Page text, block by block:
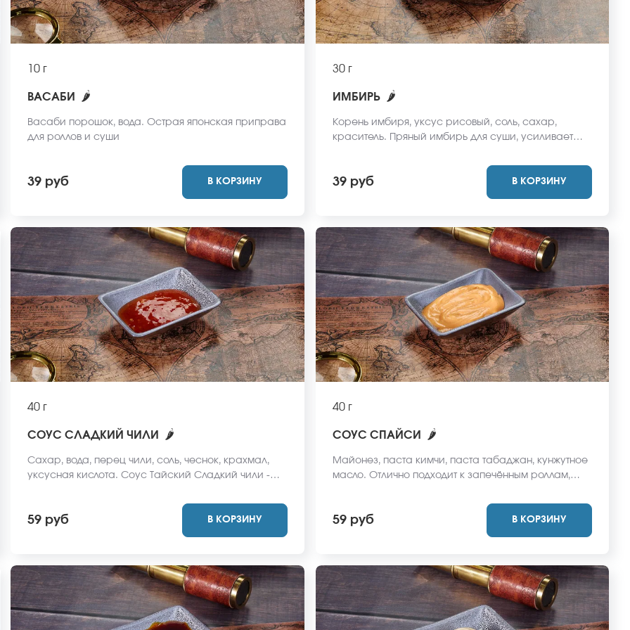
10 г
ВАСАБИ 🌶
Васаби порошок, вода. Острая японская приправа
для роллов и суши
39 руб В КОРЗИНУ
30 г
ИМБИРЬ 🌶
Корень имбиря, уксус рисовый, соль, сахар,
краситель. Пряный имбирь для суши, усиливает
39 руб В КОРЗИНУ
40 г
СОУС СЛАДКИЙ ЧИЛИ 🌶
Сахар, вода, перец чили, соль, чеснок, крахмал,
уксусная кислота. Соус Тайский Сладкий чили -
измельчённым перцем. Вкус сладко-острый.
Отлично подходит к роллам и горячим закускам.
59 руб В КОРЗИНУ
40 г
СОУС СПАЙСИ 🌶
Майонез, паста кимчи, паста табаджан, кунжутное
масло. Отлично подходит к запечённым роллам,
соуса майонез для тех, кто любит острые блюда.
59 руб В КОРЗИНУ